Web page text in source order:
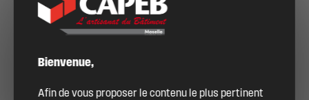
DEVENIR ADHÉRENT
Bienvenue,
Afin de vous proposer le contenu le plus pertinent